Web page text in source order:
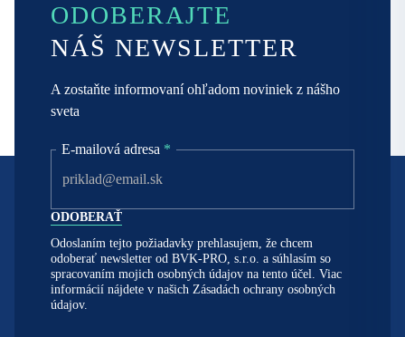
ODOBERAJTE
NÁŠ NEWSLETTER
A zostaňte informovaní ohľadom noviniek z nášho
sveta
E-mailová adresa *
Odoslaním tejto požiadavky prehlasujem, že chcem
odoberať newsletter od BVK-PRO, s.r.o. a súhlasím so
spracovaním mojich osobných údajov na tento účel. Viac
informácií nájdete v našich Zásadách ochrany osobných
údajov.